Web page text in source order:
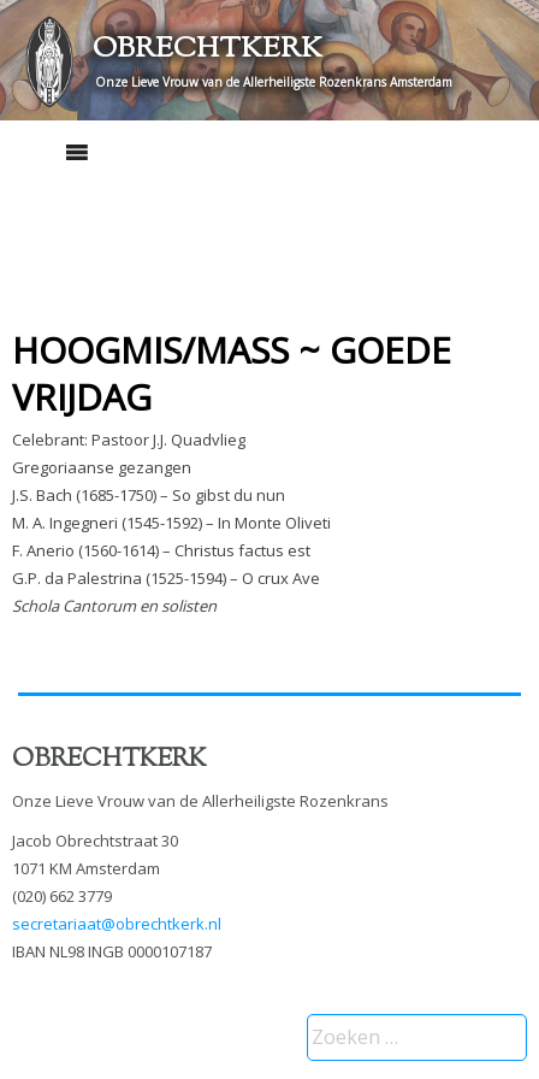
Skip
content
OBRECHTKERK
Onze Lieve Vrouw van de Allerheiligste Rozenkrans Amsterdam
HOOGMIS/MASS ~ GOEDE
VRIJDAG
Celebrant: Pastoor J.J. Quadvlieg
Gregoriaanse gezangen
J.S. Bach (1685-1750) – So gibst du nun
M. A. Ingegneri (1545-1592) – In Monte Oliveti
F. Anerio (1560-1614) – Christus factus est
G.P. da Palestrina (1525-1594) – O crux Ave
Schola Cantorum en solisten
OBRECHTKERK
Onze Lieve Vrouw van de Allerheiligste Rozenkrans
Jacob Obrechtstraat 30
1071 KM Amsterdam
(020) 662 3779
secretariaat@obrechtkerk.nl
IBAN NL98 INGB 0000107187
Zoeken
naar: